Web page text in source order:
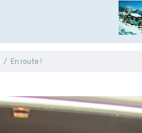
En route !